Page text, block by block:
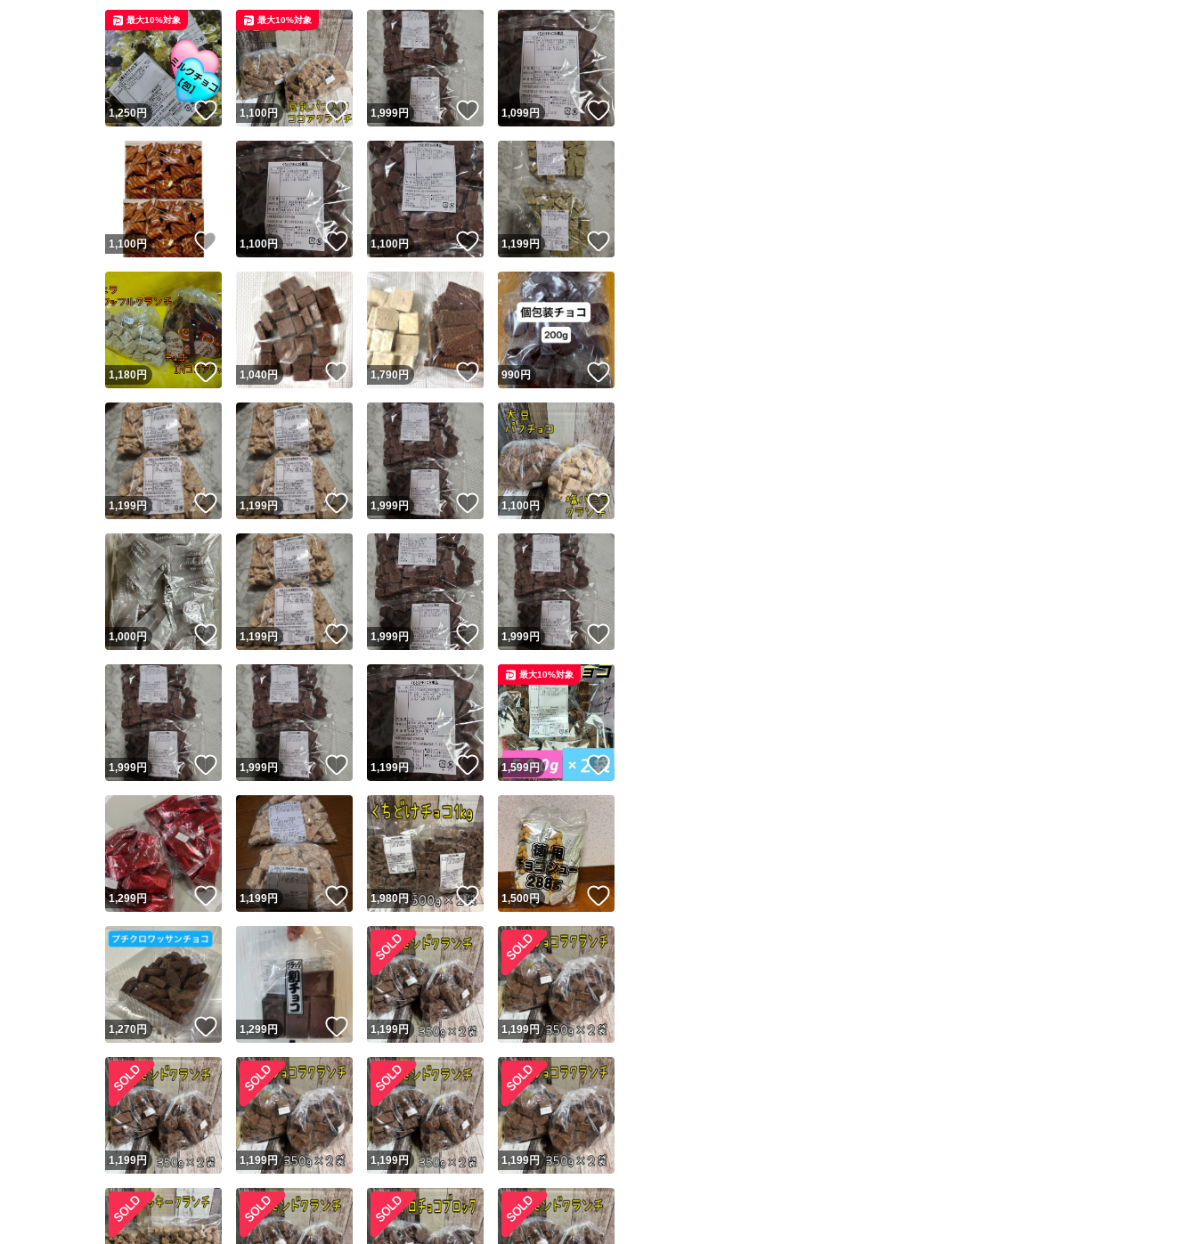
取引実績◯+ このユーザーはYahoo!フリマの取引を完了させた実績があります
他フリマ実績◯+ このユーザーは他フリマサービスでの取引実績があります
スピード&安心発送
※このバッジは実績に基づく表示であり、発送を保証しているものではありません
スピード＆安心発送
このユーザーは高頻度で24時間以内＆設定した発送日数内に発送してい
ます
スピード発送 このユーザーは高頻度で24時間以内に発送しています
安心発送 このユーザーは設定した発送日数内に発送しています
コピーは1商品につき1回です
出品ページへ
キャンセル
1,250円 いいね！
最大10%対象
1,100円 いいね！
最大10%対象
1,999円 いいね！
1,099円 いいね！
1,100円 いいね！
1,100円 いいね！
1,100円 いいね！
1,199円 いいね！
1,180円 いいね！
1,040円 いいね！
1,790円 いいね！
990円
1,199円 いいね！
1,199円 いいね！
1,999円 いいね！
1,100円 いいね！
1,000円 いいね！
1,199円 いいね！
1,999円 いいね！
1,999円
1,999円 いいね！
1,999円 いいね！
1,199円 いいね！
1,599円 いいね！
最大10%対象
1,299円 いいね！
1,199円 いいね！
1,980円 いいね！
1,500円 いいね！
1,270円 いいね！
1,299円 いいね！
1,199円 1,199円
1,199円 1,199円 1,199円 1,199円